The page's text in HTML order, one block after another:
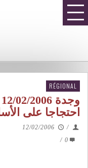
RÉGIONAL
احتجاجا على
/
12/02/2006
0
/